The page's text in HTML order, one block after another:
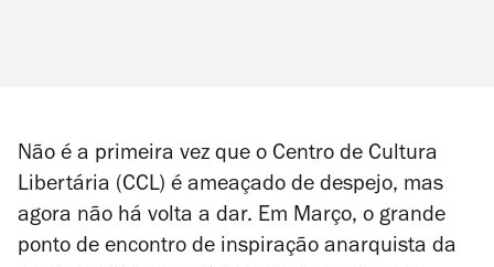
Não é a primeira vez que o Centro de Cultura
Libertária (CCL) é ameaçado de despejo, mas
agora não há volta a dar. Em Março, o grande
ponto de encontro de inspiração anarquista da